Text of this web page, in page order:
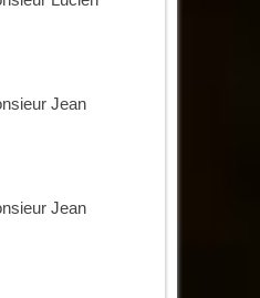
Jean
Jean